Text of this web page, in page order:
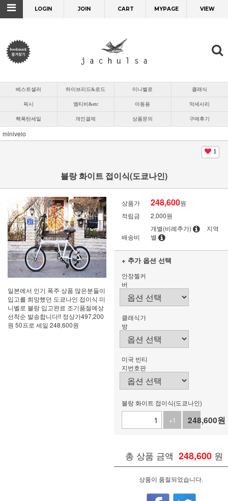
LOGIN JOIN CART MYPAGE VIEW
베스트셀러 하이브리드&로드 미니벨로 클래식
픽시 엠티비&etc 아동용 악세사리
핵폭탄세일 개인결제 상품문의 구매후기
minivelo
1
블랑 화이트 접이식(도쿄나인)
일본에서 인기 폭주 상품 많은분들이
입고를 희망했던 도쿄나인 접이식 미
니벨로 블랑 입고완료 조기품절예상
선착순 발송합니다!! 정상가497,200
원 50프로 세일 248,600원
상품가 248,600원
적립금
2,000원
배송비
개별(비례추가)
지역
별
+ 추가 옵션 선택
안장젤커
버
클래식가
방
미국 빈티
지번호판
블랑 화이트 접이식(도쿄나인)
+1
-1
248,600원
총 상품 금액 248,600 원
상품이 품절되었습니다.